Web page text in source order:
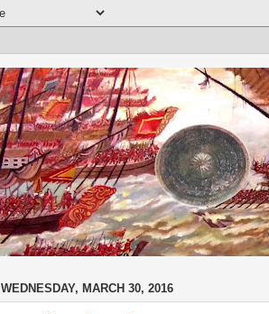
WEDNESDAY, MARCH 30, 2016